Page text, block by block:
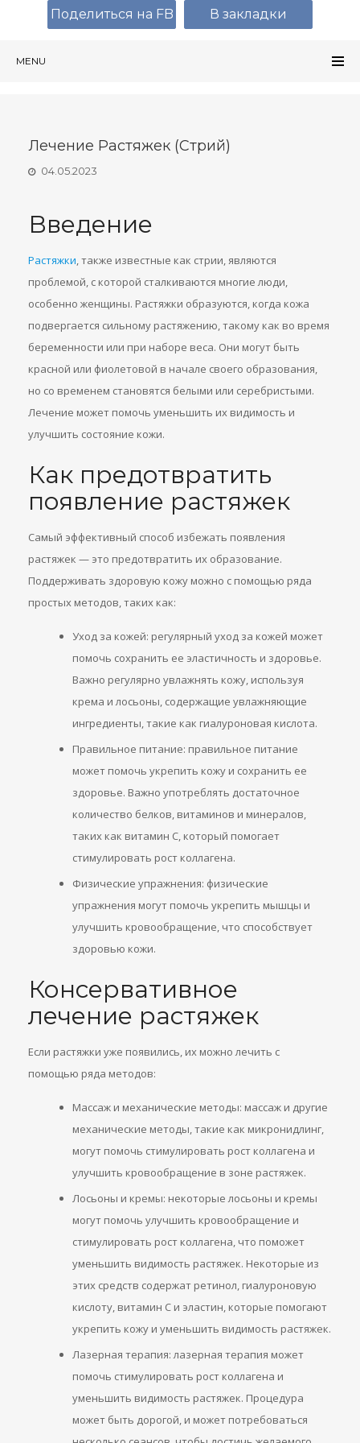
MENU
Лечение Растяжек (стрий)
04.05.2023
Введение
Растяжки, также известные как стрии, являются
проблемой, с которой сталкиваются многие люди,
особенно женщины. Растяжки образуются, когда кожа
подвергается сильному растяжению, такому как во время
беременности или при наборе веса. Они могут быть
красной или фиолетовой в начале своего образования,
но со временем становятся белыми или серебристыми.
Лечение может помочь уменьшить их видимость и
улучшить состояние кожи.
Как предотвратить
появление растяжек
Самый эффективный способ избежать появления
растяжек — это предотвратить их образование.
Поддерживать здоровую кожу можно с помощью ряда
простых методов, таких как:
Уход за кожей: регулярный уход за кожей может
помочь сохранить ее эластичность и здоровье.
Важно регулярно увлажнять кожу, используя
крема и лосьоны, содержащие увлажняющие
ингредиенты, такие как гиалуроновая кислота.
Правильное питание: правильное питание
может помочь укрепить кожу и сохранить ее
здоровье. Важно употреблять достаточное
количество белков, витаминов и минералов,
таких как витамин С, который помогает
стимулировать рост коллагена.
Физические упражнения: физические
упражнения могут помочь укрепить мышцы и
улучшить кровообращение, что способствует
здоровью кожи.
Консервативное
лечение растяжек
Если растяжки уже появились, их можно лечить с
помощью ряда методов:
Массаж и механические методы: массаж и другие
механические методы, такие как микронидлинг,
могут помочь стимулировать рост коллагена и
улучшить кровообращение в зоне растяжек.
Лосьоны и кремы: некоторые лосьоны и кремы
могут помочь улучшить кровообращение и
стимулировать рост коллагена, что поможет
уменьшить видимость растяжек. Некоторые из
этих средств содержат ретинол, гиалуроновую
кислоту, витамин С и эластин, которые помогают
укрепить кожу и уменьшить видимость растяжек.
Лазерная терапия: лазерная терапия может
помочь стимулировать рост коллагена и
уменьшить видимость растяжек. Процедура
может быть дорогой, и может потребоваться
Поделиться на FB В закладки